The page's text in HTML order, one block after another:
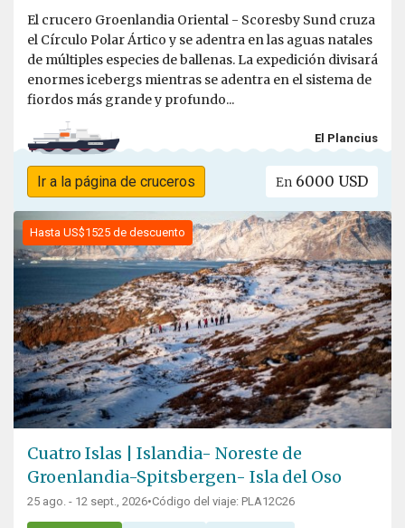
El crucero Groenlandia Oriental - Scoresby Sund cruza
el Círculo Polar Ártico y se adentra en las aguas natales
de múltiples especies de ballenas. La expedición divisará
enormes icebergs mientras se adentra en el sistema de
fiordos más grande y profundo...
El Plancius
Ir a la página de cruceros En 6000 USD
Hasta US$1525 de descuento
Cuatro Islas | Islandia- Noreste de
Groenlandia-Spitsbergen- Isla del Oso
25 ago. - 12 sept., 2026•Código del viaje: PLA12C26